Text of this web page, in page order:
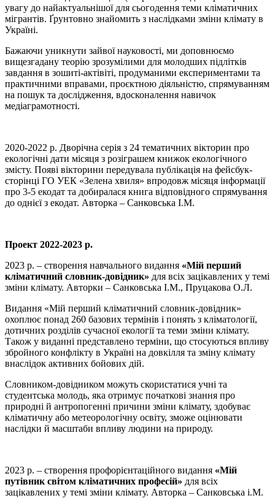
увагу до найактуальнішої для сьогодення теми кліматичних
мігрантів. Ґрунтовно знайомить з наслідками зміни клімату в
Україні.
Бажаючи уникнути зайвої науковості, ми доповнюємо
вищезгадану теорію зрозумілими для молодших підлітків
завдання в зошиті-актівіті, продуманими експериментами та
практичними вправами, проєктною діяльністю, спрямуванням
на пошук та дослідження, вдосконалення навичок
медіаграмотності.
2020-2022 р. Дворічна серія з 24 тематичних вікторин про
екологічні дати місяця з розіграшем книжок екологічного
змісту. Появі вікторини передувала публікація на фейсбук-
сторінці ГО УЕК «Зелена хвиля» впродовж місяця інформації
про 3-5 екодат та добиралася книга відповідного спрямування
до однієї з екодат. Авторка – Санковська І.М.
Проект 2022-2023 р.
2023 р. – створення навчального видання «Мій перший
кліматичний словник-довідник» для всіх зацікавлених у темі
зміни клімату. Авторки – Санковська І.М., Пруцакова О.Л.
Видання «Мій перший кліматичний словник-довідник»
охоплює понад 260 базових термінів і понять з кліматології,
дотичних розділів сучасної екології та теми зміни клімату.
Також у виданні представлено терміни, що стосуються впливу
збройного конфлікту в Україні на довкілля та зміну клімату
внаслідок активних бойових дій.
Словником-довідником можуть скористатися учні та
студентська молодь, яка отримує початкові знання про
природні й антропогенні причини зміни клімату, здобуває
кліматичну або метеорологічну освіту, зможе оцінювати
наслідки й масштаби впливу людини на природу.
2023 р. – створення профорієнтаційного видання «Мій
путівник світом кліматичних професій» для всіх
зацікавлених у темі зміни клімату. Авторка – Санковська і.М.